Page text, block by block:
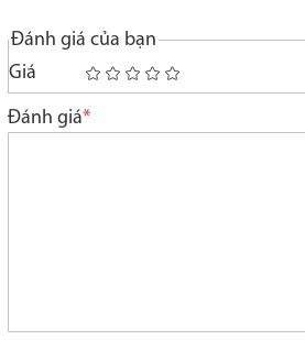
Đánh giá của bạn
Giá
1
star
2
stars
3
stars
4
stars
5
stars
Đánh giá